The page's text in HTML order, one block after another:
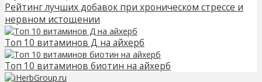
Рейтинг лучших добавок при хроническом стрессе и
нервном истощении
Топ 10 витаминов Д на айхерб
Топ 10 витаминов биотин на айхерб